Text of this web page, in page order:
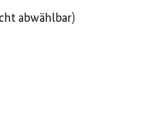
abwählbar)